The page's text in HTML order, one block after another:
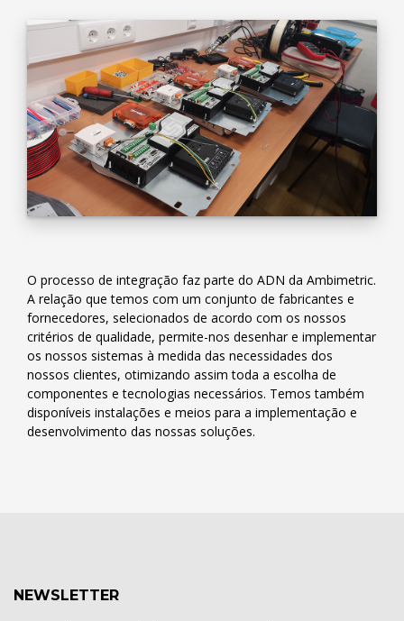
O processo de integração faz parte do ADN da Ambimetric.
A relação que temos com um conjunto de fabricantes e
fornecedores, selecionados de acordo com os nossos
critérios de qualidade, permite-nos desenhar e implementar
os nossos sistemas à medida das necessidades dos
nossos clientes, otimizando assim toda a escolha de
componentes e tecnologias necessários. Temos também
disponíveis instalações e meios para a implementação e
desenvolvimento das nossas soluções.
NEWSLETTER